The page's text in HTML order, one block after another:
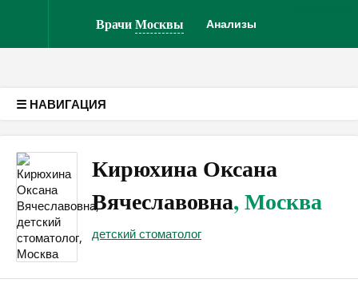
ВрачиМосквы Анализы
☰ НАВИГАЦИЯ
Кирюхина Оксана
Вячеславовна, Москва
детский стоматолог